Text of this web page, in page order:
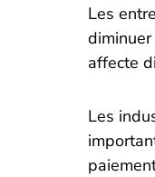
Les
affecte
Les